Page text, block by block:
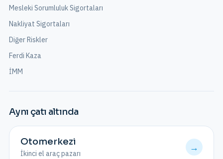
Mesleki Sorumluluk Sigortaları
Nakliyat Sigortaları
Diğer Riskler
Ferdi Kaza
İMM
Aynı çatı altında
Otomerkezi
İkinci el araç pazarı
→